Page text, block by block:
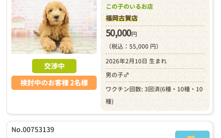
交渉中
検討中のお客様 2名様
この子のいるお店
福岡古賀店
50,000円
（税込：55,000 円）
2026年2月10日 生まれ
男の子♂
ワクチン回数: 3回済(6種・10種・10
種)
No.00753139